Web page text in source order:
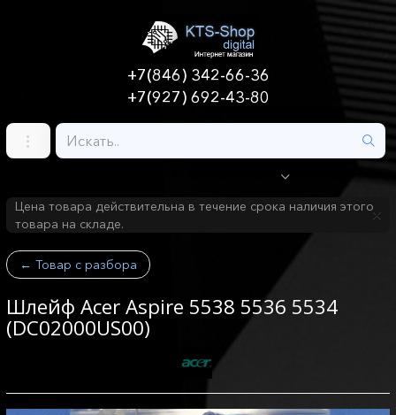
+7(846) 342-66-36
+7(927) 692-43-80
Цена товара действительна в течение срока наличия этого
товара на складе.
← Товар с разбора
Шлейф Acer Aspire 5538 5536 5534
(DC02000US00)